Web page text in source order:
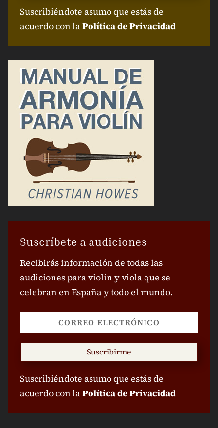
Suscribiéndote asumo que estás de
acuerdo con laPolítica de Privacidad
Suscríbete a audiciones
Recibirás información de todas las
audiciones para violín y viola que se
celebran en España y todo el mundo.
Suscribirme
Suscribiéndote asumo que estás de
acuerdo con laPolítica de Privacidad